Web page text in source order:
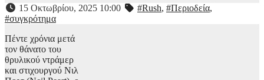
15 Οκτωβρίου, 2025 10:00 #Rush, #Περιοδεία,
#συγκρότημα
Πέντε χρόνια μετά
τον θάνατο του
θρυλικού ντράμερ
και στιχουργού Νιλ